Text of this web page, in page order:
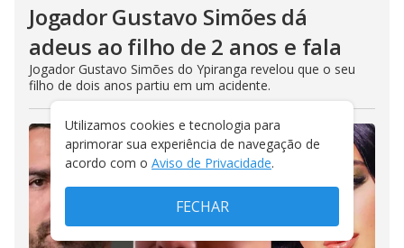
Jogador Gustavo Simões dá
adeus ao filho de 2 anos e fala
Jogador Gustavo Simões do Ypiranga revelou que o seu
filho de dois anos partiu em um acidente.
Utilizamos cookies e tecnologia para
aprimorar sua experiência de navegação de
acordo com o Aviso de Privacidade.
FECHAR